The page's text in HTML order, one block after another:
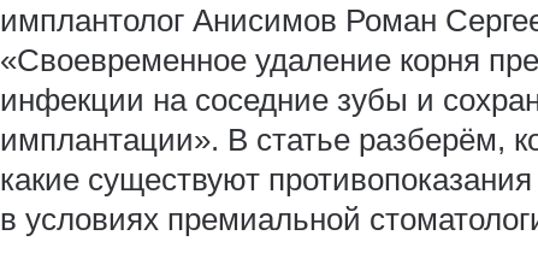
имплантолог Анисимов Роман
«Своевременное удаление корня
инфекции на соседние зубы и
имплантации». В статье разберём,
какие существуют
в условиях премиальной